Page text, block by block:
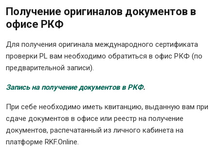
Получение оригиналов документов в
офисе РКФ
Для получения оригинала международного сертификата
проверки PL вам необходимо обратиться в офис РКФ (по
предварительной записи).
Запись на получение документов в РКФ.
При себе необходимо иметь квитанцию, выданную вам при
сдаче документов в офисе или реестр на получение
документов, распечатанный из личного кабинета на
платформе RKF.Online.